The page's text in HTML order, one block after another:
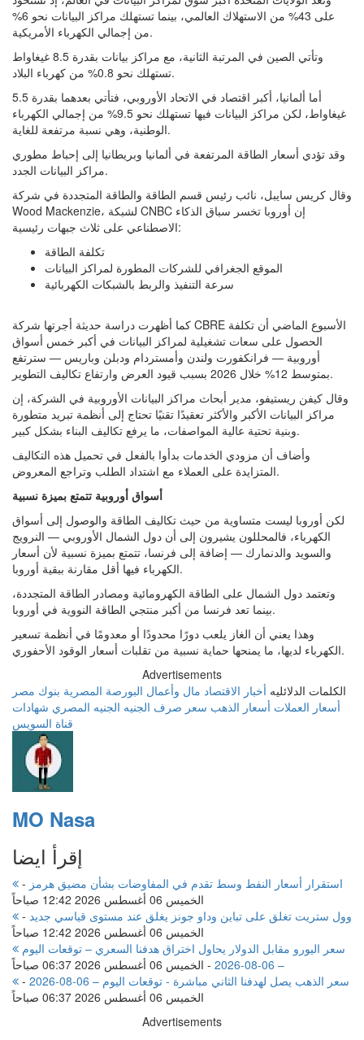
على 43% من الاستهلاك العالمي، بينما تستهلك مراكز البيانات نحو 6%
من إجمالي الكهرباء الأمريكية.
وتأتي الصين في المرتبة الثانية، مع مراكز بيانات بقدرة 8.5 غيغاواط
تستهلك نحو 0.8% من كهرباء البلاد.
أما ألمانيا، أكبر اقتصاد في الاتحاد الأوروبي، فتأتي بعدهما بقدرة 5.5
غيغاواط، لكن مراكز البيانات فيها تستهلك نحو 9.5% من إجمالي الكهرباء
الوطنية، وهي نسبة مرتفعة للغاية.
وقد تؤدي أسعار الطاقة المرتفعة في ألمانيا وبريطانيا إلى إحباط مطوري
مراكز البيانات الجدد.
وقال كريس سايبل، نائب رئيس قسم الطاقة والطاقة المتجددة في شركة
Wood Mackenzie، لشبكة CNBC إن أوروبا تخسر سباق الذكاء
الاصطناعي على ثلاث جبهات رئيسية:
تكلفة الطاقة
الموقع الجغرافي للشركات المطورة لمراكز البيانات
سرعة التنفيذ والربط بالشبكات الكهربائية
كما أظهرت دراسة حديثة أجرتها شركة CBRE الأسبوع الماضي أن تكلفة
الحصول على سعات تشغيلية لمراكز البيانات في أكبر خمس أسواق
أوروبية — فرانكفورت ولندن وأمستردام ودبلن وباريس — سترتفع
بمتوسط 12% خلال 2026 بسبب قيود العرض وارتفاع تكاليف التطوير.
وقال كيفن ريستيفو، مدير أبحاث مراكز البيانات الأوروبية في الشركة، إن
مراكز البيانات الأكبر والأكثر تعقيدًا تقنيًا تحتاج إلى أنظمة تبريد متطورة
وبنية تحتية عالية المواصفات، ما يرفع تكاليف البناء بشكل كبير.
وأضاف أن مزودي الخدمات بدأوا بالفعل في تحميل هذه التكاليف
المتزايدة على العملاء مع اشتداد الطلب وتراجع المعروض.
أسواق أوروبية تتمتع بميزة نسبية
لكن أوروبا ليست متساوية من حيث تكاليف الطاقة والوصول إلى أسواق
الكهرباء، فالمحللون يشيرون إلى أن دول الشمال الأوروبي — النرويج
والسويد والدنمارك — إضافة إلى فرنسا، تتمتع بميزة نسبية لأن أسعار
الكهرباء فيها أقل مقارنة ببقية أوروبا.
وتعتمد دول الشمال على الطاقة الكهرومائية ومصادر الطاقة المتجددة،
بينما تعد فرنسا من أكبر منتجي الطاقة النووية في أوروبا.
وهذا يعني أن الغاز يلعب دورًا محدودًا أو معدومًا في أنظمة تسعير
الكهرباء لديها، ما يمنحها حماية نسبية من تقلبات أسعار الوقود الأحفوري.
Advertisements
الكلمات الدلائليه أخبار الاقتصاد مال وأعمال البورصة المصرية بنوك مصر
أسعار العملات أسعار الذهب سعر صرف الجنيه الجنيه المصري شهادات
قناة السويس
MO Nasa
إقرأ ايضا
استقرار أسعار النفط وسط تقدم في المفاوضات بشأن مضيق هرمز -
الخميس 06 أغسطس 2026 12:42 صباحاً
وول ستريت تغلق على تباين وداو جونز يغلق عند مستوى قياسي جديد -
الخميس 06 أغسطس 2026 12:42 صباحاً
– 06-08-2026
- الخميس 06 أغسطس 2026 06:37 صباحاً
سعر الذهب يصل لهدفنا الثاني مباشرة - توقعات اليوم – 06-08-2026
-
الخميس 06 أغسطس 2026 06:37 صباحاً
Advertisements